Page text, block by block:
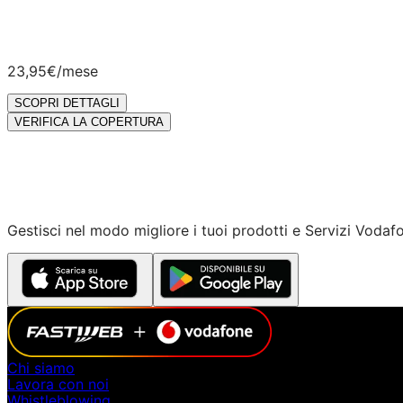
23,95€/mese
SCOPRI DETTAGLI
VERIFICA LA COPERTURA
Gestisci nel modo migliore i tuoi prodotti e Servizi
Chi siamo
Lavora con noi